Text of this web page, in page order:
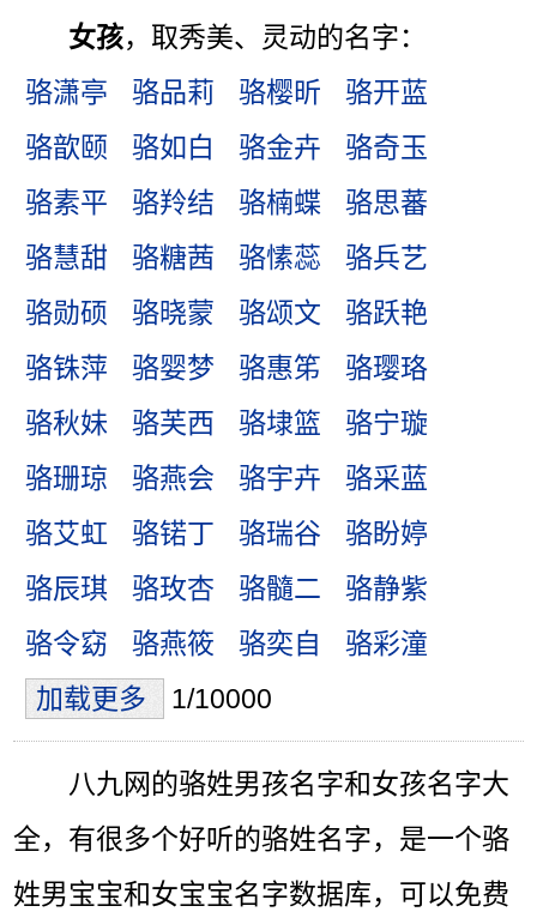
女孩，取秀美、灵动的名字：
骆潇亭
骆品莉 骆樱昕
骆开蓝
骆歆颐
骆如白 骆金卉
骆奇玉
骆素平
骆羚结 骆楠蝶
骆思蕃
骆慧甜
骆糖茜 骆愫蕊
骆兵艺
骆勋硕
骆晓蒙 骆颂文
骆跃艳
骆铢萍
骆婴梦 骆惠笫
骆璎珞
骆秋妹
骆芙西 骆埭篮
骆宁璇
骆珊琼
骆燕会 骆宇卉
骆采蓝
骆艾虹
骆锘丁 骆瑞谷
骆盼婷
骆辰琪
骆玫杏 骆髓二
骆静紫
骆令窈
骆燕筱 骆奕自
骆彩潼
加载更多
1/10000
八九网的骆姓男孩名字和女孩名字大
全，有很多个好听的骆姓名字，是一个骆
姓男宝宝和女宝宝名字数据库，可以免费